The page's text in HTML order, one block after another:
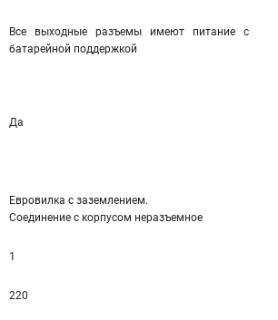
Все выходные разъемы имеют питание с
батарейной поддержкой
Да
Евровилка с заземлением.
Соединение с корпусом неразъемное
1
220